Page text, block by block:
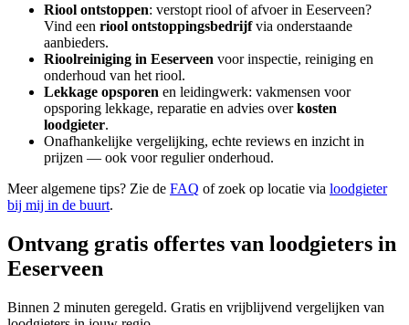
Riool ontstoppen: verstopt riool of afvoer in Eeserveen?
Vind een riool ontstoppingsbedrijfvia onderstaande
aanbieders.
Rioolreiniging in Eeserveen voor inspectie, reiniging en
onderhoud van het riool.
Lekkage opsporen en leidingwerk: vakmensen voor
opsporing lekkage, reparatie en advies overkosten
loodgieter.
Onafhankelijke vergelijking, echte reviews en inzicht in
prijzen — ook voor regulier onderhoud.
Meer algemene tips? Zie de FAQ of zoek op locatie via loodgieter
bij mij in de buurt.
Ontvang gratis offertes van loodgieters in
Eeserveen
Binnen 2 minuten geregeld. Gratis en vrijblijvend vergelijken van